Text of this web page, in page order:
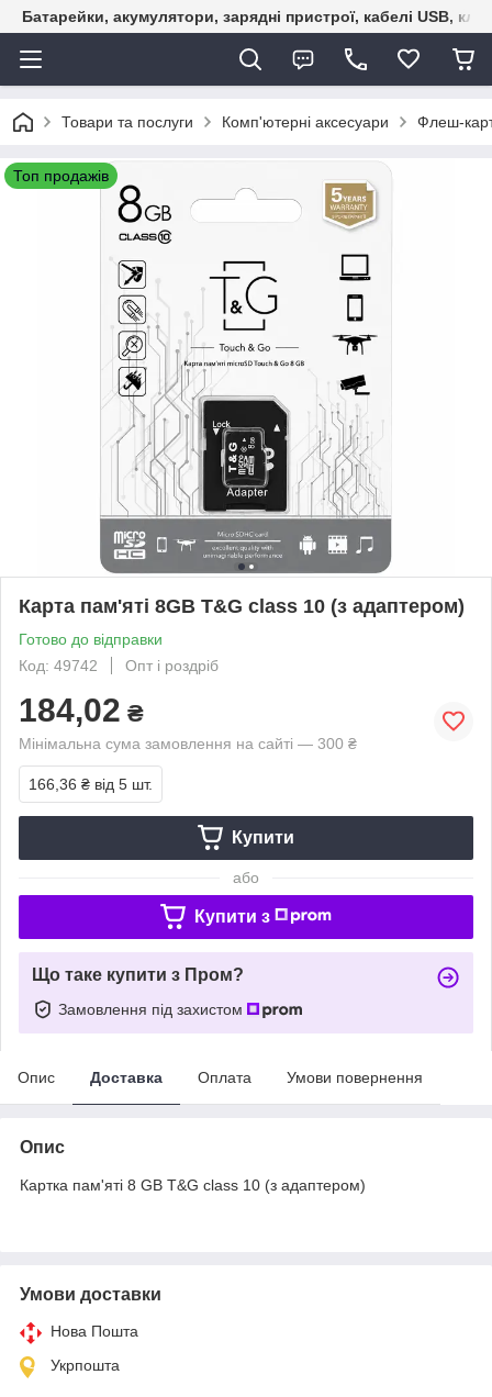
Батарейки, акумулятори, зарядні пристрої, кабелі USB,
Товари та послуги Комп'ютерні аксесуари Флеш-
Топ продажів
Карта пам'яті 8GB T&G class 10 (з адаптером)
Готово до відправки
Код: 49742
Опт і роздріб
184,02 ₴
Мінімальна сума замовлення на сайті — 300 ₴
166,36 ₴ від 5 шт.
Купити
або
Купити з
Що таке купити з Пром?
Замовлення під захистом
Опис Доставка Оплата Умови повернення
Опис
Картка пам'яті 8 GB T&G class 10 (з адаптером)
Умови доставки
Нова Пошта
Укрпошта